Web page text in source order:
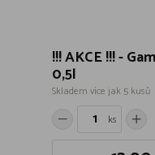
!!! AKCE !!! -
0,5l
Skladem více jak 5 kusů
ks